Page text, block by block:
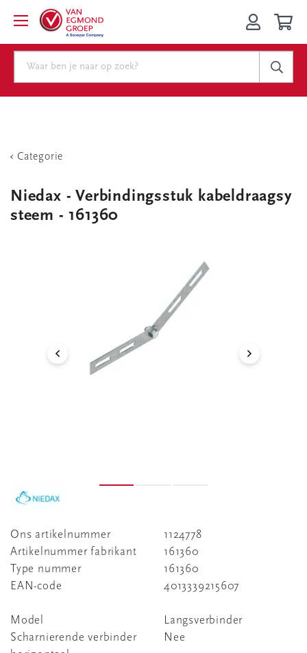
Categorie
Niedax - Verbindingsstuk kabeldraagsy
steem - 161360
Ons artikelnummer
1124778
Artikelnummer fabrikant
161360
Type nummer
161360
EAN-code
4013339215607
Model
Langsverbinder
Scharnierende verbinder
Nee